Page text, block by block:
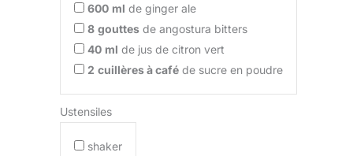
600 ml de ginger ale
8 gouttes de angostura bitters
40 ml de jus de citron vert
2 cuillères à café de sucre en poudre
Ustensiles
shaker